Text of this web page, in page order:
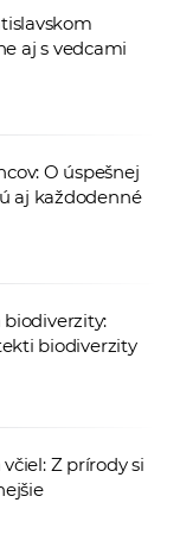
aj s vedcami
O úspešnej
aj každodenné
biodiverzity
Z prírody si